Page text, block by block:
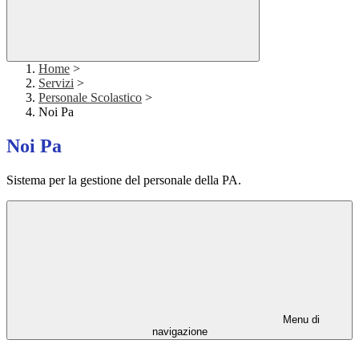
Home >
Servizi >
Personale Scolastico >
Noi Pa
Noi Pa
Sistema per la gestione del personale della PA.
Menu di
navigazione